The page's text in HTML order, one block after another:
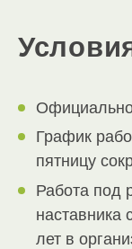
График
пятницу
Работа под
наставника
лет в